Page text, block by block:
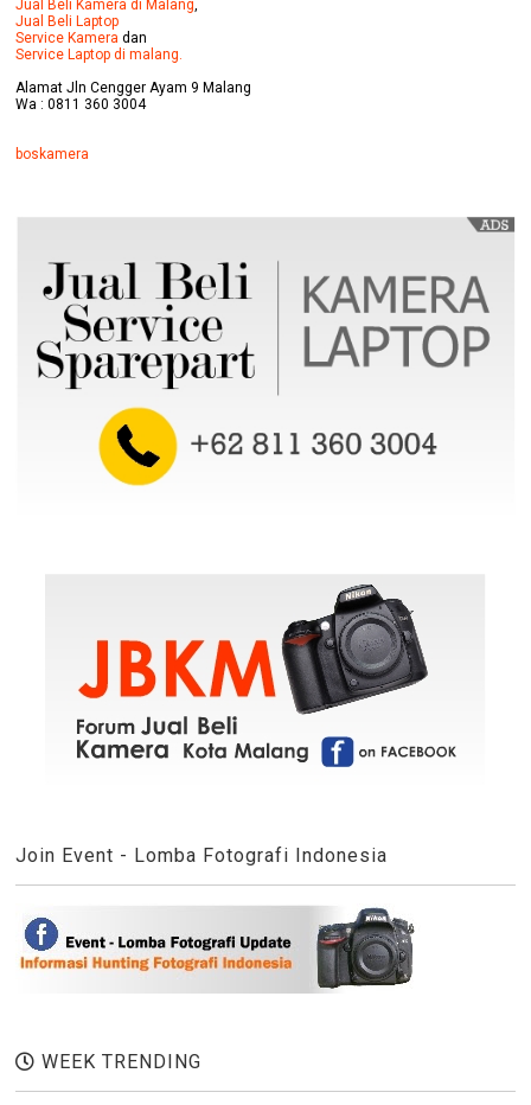
Jual Beli Kamera di Malang
Jual Beli Laptop
Service Kamera dan
Service Laptop di malang.
Alamat Jln Cengger Ayam 9 Malang
Wa : 0811 360 3004
boskamera
Join Event - Lomba Fotografi Indonesia
WEEK TRENDING